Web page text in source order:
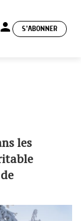
person S'ABONNER
les